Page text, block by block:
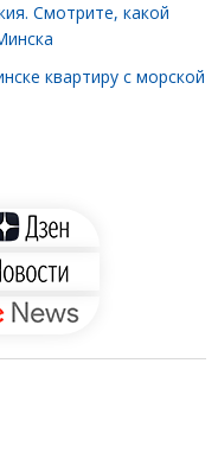
Смотрите, какой
квартиру с морской